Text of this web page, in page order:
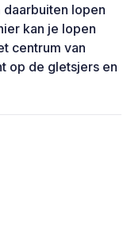
lopen
kan je lopen
centrum van
op de gletsjers en